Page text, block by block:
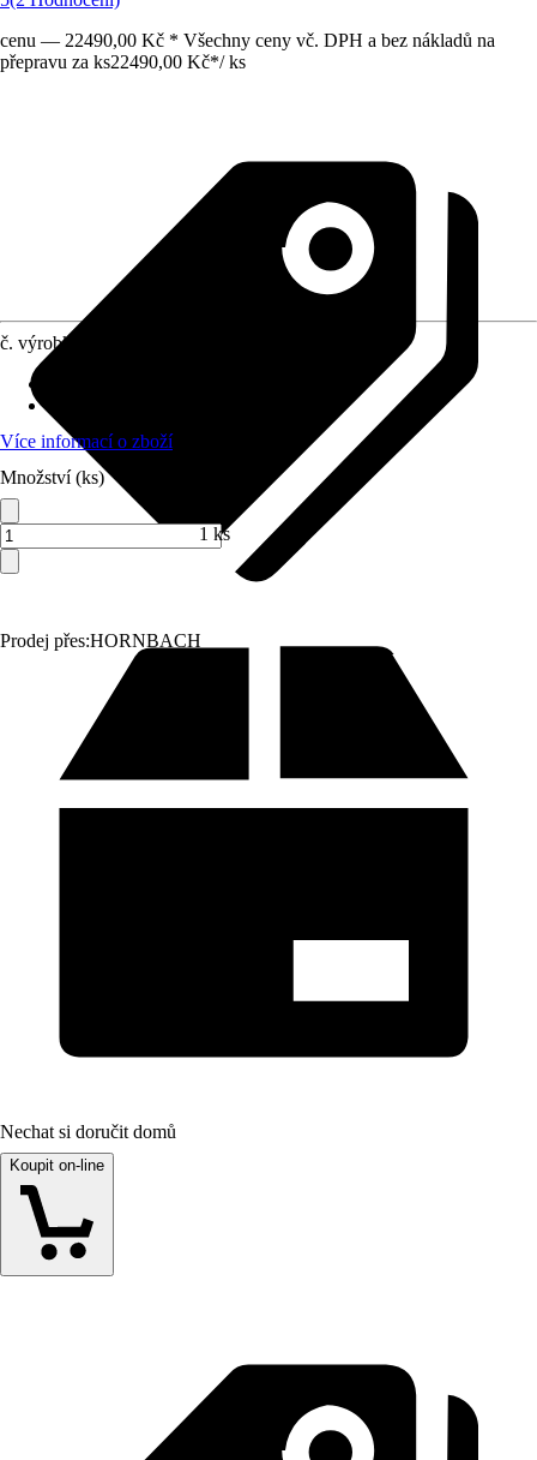
cenu — 22490,00 Kč * Všechny ceny vč. DPH a bez nákladů na
přepravu za ks22490,00 Kč*/ ks
Prodej přes:HORNBACH
č. výrobku
Více informací o zboží
Množství (ks)
1 ks
Nechat si doručit domů
Koupit on-line